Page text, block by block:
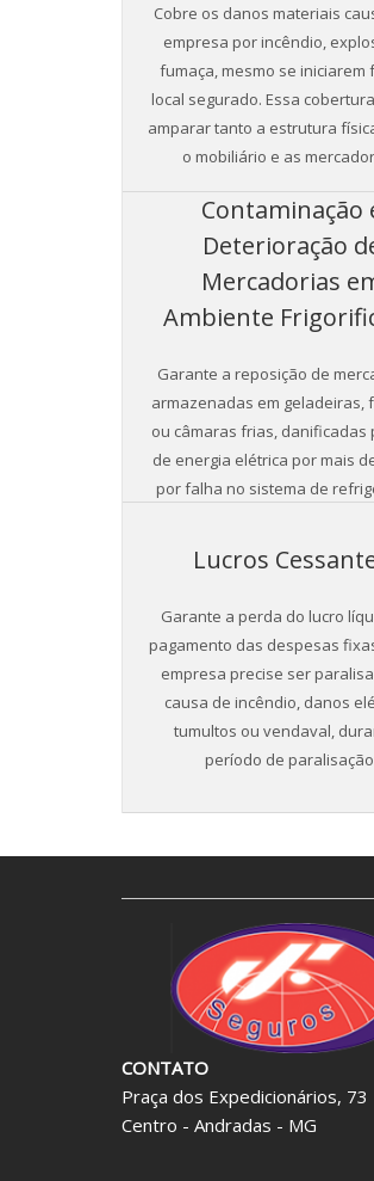
Cobre os danos materiais
empresa por incêndio,
fumaça, mesmo se iniciarem
local segurado. Essa
amparar tanto a estrutura
o mobiliário e as
Contaminação
Deterioração
Mercadorias
Ambiente
Garante a reposição de
armazenadas em geladeiras,
ou câmaras frias, danificadas
de energia elétrica por mais
por falha no sistema de
Lucros
Garante a perda do lucro
pagamento das despesas
empresa precise ser
causa de incêndio, danos
tumultos ou vendaval,
período de
CONTATO
Praça dos Expedicionários, 73
Centro - Andradas - MG